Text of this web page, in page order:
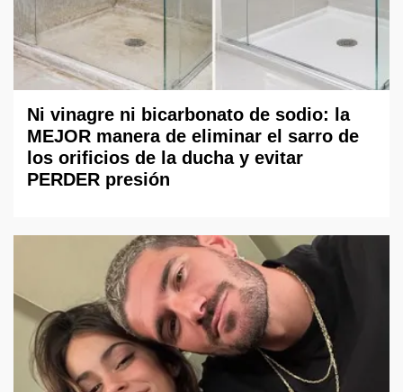
Ni vinagre ni bicarbonato de sodio: la
MEJOR manera de eliminar el sarro de
los orificios de la ducha y evitar
PERDER presión